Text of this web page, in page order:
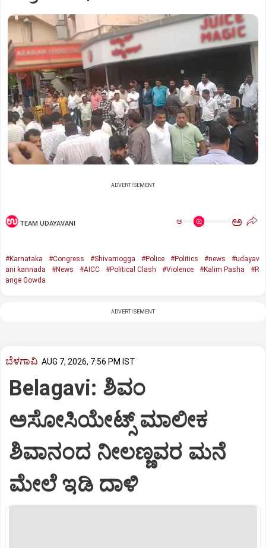
ADVERTISEMENT
TEAM UDAYAVANI ಅ ಅ
#Karnataka #Congress #Shivamogga #Police #Politics #news
#udayav
ani kannada
#News #AICC #Political Clash #Violence #Kalim Pasha
#R
ange Gowda
ADVERTISEMENT
ಬೆಳಗಾವಿ AUG 7, 2026, 7:56 PM IST
Belagavi: ಶಿವಂ
ಅಸೋಸಿಯೇಟ್ಸ್ ಮಾಲೀಕ
ಶಿವಾನಂದ ನೀಲಣ್ಣವರ ಮನೆ
ಮೇಲೆ ಇಡಿ‌ ದಾಳಿ